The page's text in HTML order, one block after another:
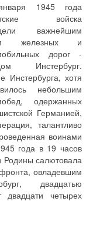
1945 года
войска
важнейшим
железных и
дорог -
Инстербург.
Инстербурга, хотя
небольшим
одержанных
Германией,
талантливо
воинами
года в 19 часов
салютовала
овладевшим
двадцатью
двадцати четырех